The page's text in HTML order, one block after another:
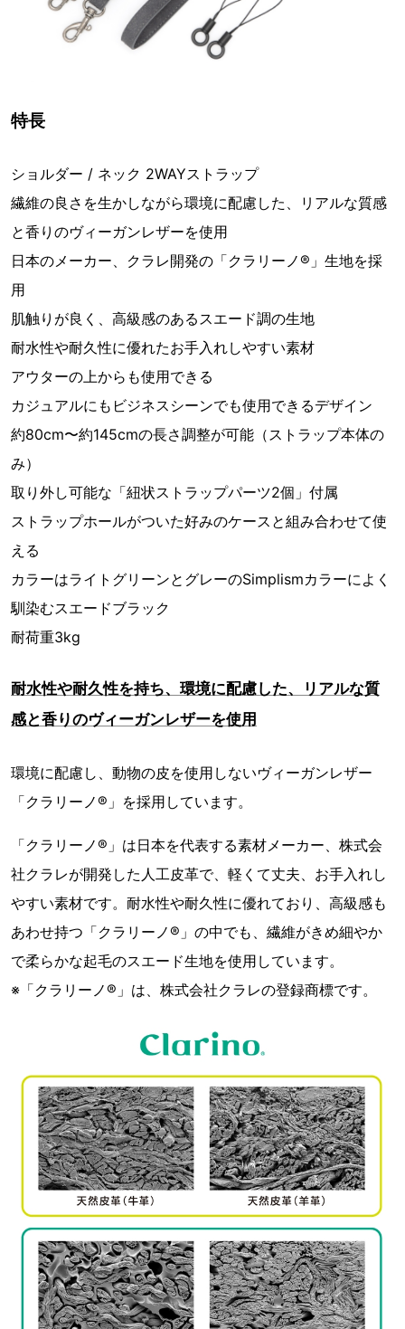
特長
ショルダー / ネック 2WAYストラップ
繊維の良さを生かしながら環境に配慮した、リアルな質感
と香りのヴィーガンレザーを使用
日本のメーカー、クラレ開発の「クラリーノ®」生地を採
用
肌触りが良く、高級感のあるスエード調の生地
耐水性や耐久性に優れたお手入れしやすい素材
アウターの上からも使用できる
カジュアルにもビジネスシーンでも使用できるデザイン
約80cm〜約145cmの長さ調整が可能（ストラップ本体の
み）
取り外し可能な「紐状ストラップパーツ2個」付属
ストラップホールがついた好みのケースと組み合わせて使
える
カラーはライトグリーンとグレーのSimplismカラーによく
馴染むスエードブラック
耐荷重3kg
耐水性や耐久性を持ち、環境に配慮した、リアルな質
感と香りのヴィーガンレザーを使用
環境に配慮し、動物の皮を使用しないヴィーガンレザー
「クラリーノ®️」を採用しています。
「クラリーノ®️」は日本を代表する素材メーカー、株式会
社クラレが開発した人工皮革で、軽くて丈夫、お手入れし
やすい素材です。耐水性や耐久性に優れており、高級感も
あわせ持つ「クラリーノ®️」の中でも、繊維がきめ細やか
で柔らかな起毛のスエード生地を使用しています。
※「クラリーノ®️」は、株式会社クラレの登録商標です。